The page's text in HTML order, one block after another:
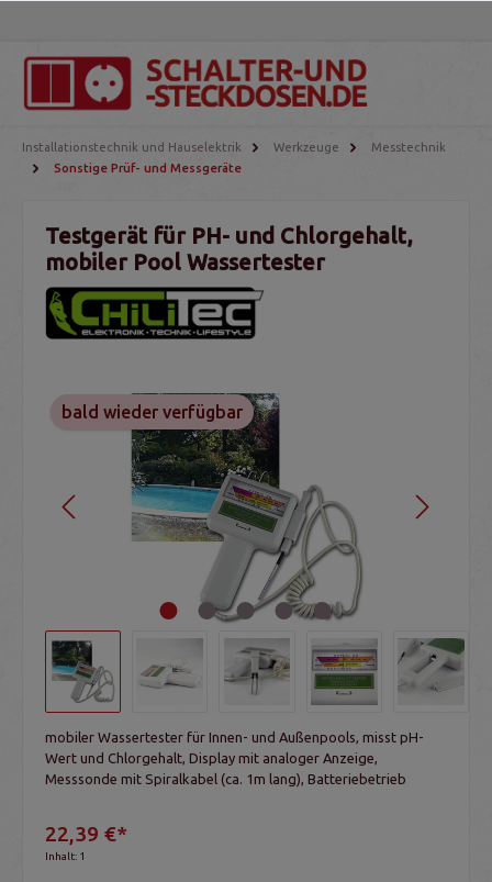
Installationstechnik und Hauselektrik Werkzeuge
Messtechnik
Sonstige Prüf- und Messgeräte
Testgerät für PH- und Chlorgehalt,
mobiler Pool Wassertester
bald wieder verfügbar
mobiler Wassertester für Innen- und Außenpools, misst pH-
Wert und Chlorgehalt, Display mit analoger Anzeige,
Messsonde mit Spiralkabel (ca. 1m lang), Batteriebetrieb
22,39 €*
Inhalt: 1